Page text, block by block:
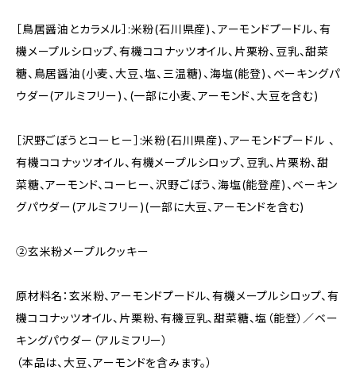
［鳥居醤油とカラメル］:米粉(石川県産)、アーモンドプードル、有
機メープルシロップ、有機ココナッツオイル、片栗粉、豆乳、甜菜
糖、鳥居醤油(小麦、大豆、塩、三温糖)、海塩(能登)、ベーキングパ
ウダー(アルミフリー)、(一部に小麦、アーモンド、大豆を含む)
［沢野ごぼうとコーヒー］:米粉(石川県産)、アーモンドプードル 、
有機ココナッツオイル、有機メープルシロップ、豆乳、片栗粉、甜
菜糖、アーモンド、コーヒー、沢野ごぼう、海塩(能登産)、ベーキン
グパウダー(アルミフリー)(一部に大豆、アーモンドを含む)
②玄米粉メープルクッキー
原材料名：玄米粉、アーモンドプードル、有機メープルシロップ、有
機ココナッツオイル、片栗粉、有機豆乳、甜菜糖、塩（能登）／ベー
キングパウダー（アルミフリー）
（本品は、大豆、アーモンドを含みます。）